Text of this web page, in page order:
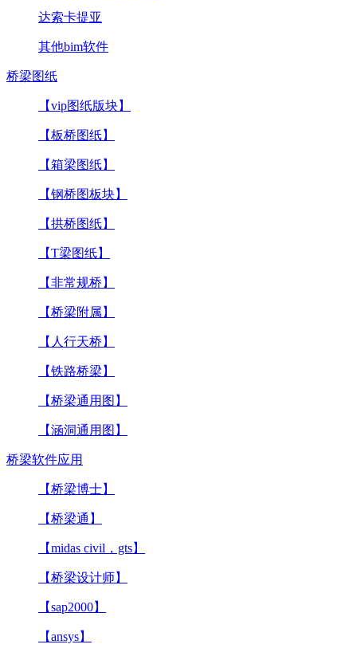
达索卡提亚
其他bim软件
桥梁图纸
【vip图纸版块】
【板桥图纸】
【箱梁图纸】
【钢桥图板块】
【拱桥图纸】
【T梁图纸】
【非常规桥】
【桥梁附属】
【人行天桥】
【铁路桥梁】
【桥梁通用图】
【涵洞通用图】
桥梁软件应用
【桥梁博士】
【桥梁通】
【midas civil，gts】
【桥梁设计师】
【sap2000】
【ansys】